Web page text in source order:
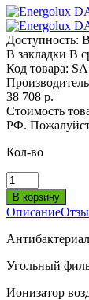
Доступность:
В закладки В
Код товара:
38 708 р.
Стоимость
РФ.
Кол-во
Описание
Угольный
Ионизатор